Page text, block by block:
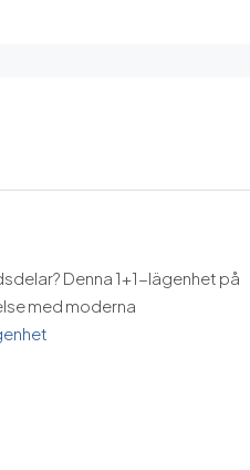
Denna 1+1-lägenhet på
med moderna